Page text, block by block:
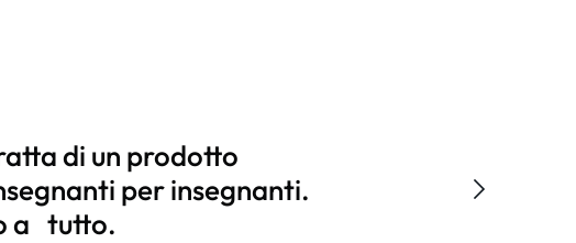
di un prodotto
per insegnanti.
a tutto.